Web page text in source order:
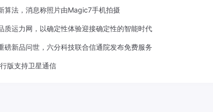
算法，消息称照片由Magic7手机拍摄
质运力网，以确定性体验迎接确定性的智能时代
磅新品问世，六分科技联合信通院发布免费服务
版支持卫星通信